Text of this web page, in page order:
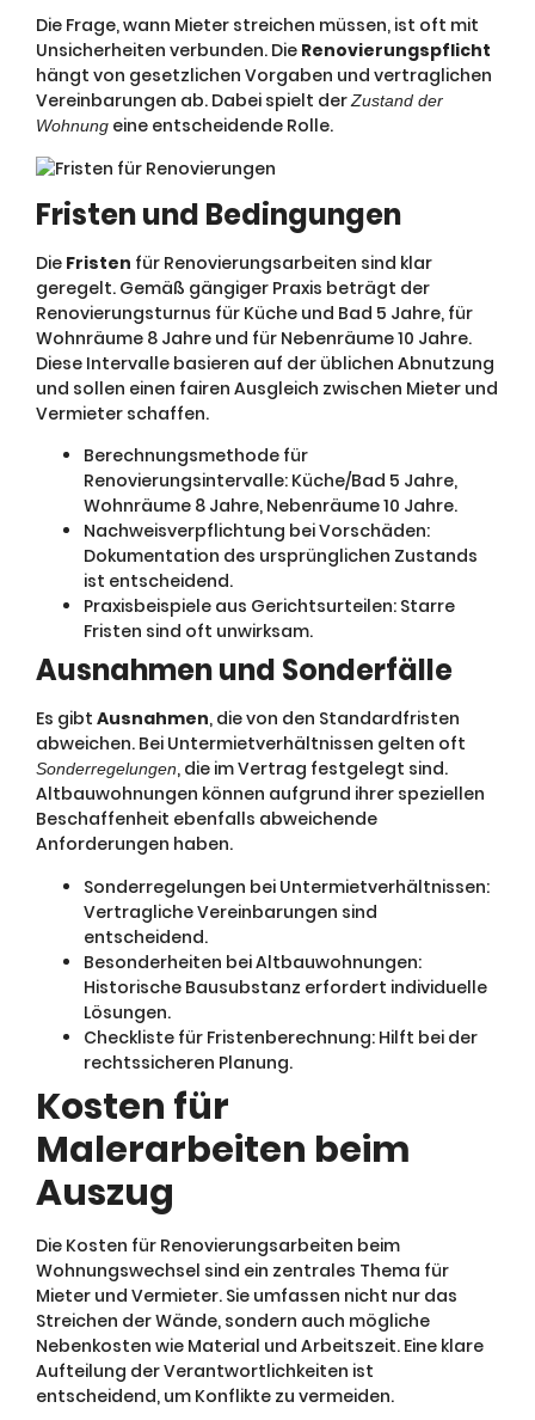
Die Frage, wann Mieter streichen müssen, ist oft mit
Unsicherheiten verbunden. Die Renovierungspflicht
hängt von gesetzlichen Vorgaben und vertraglichen
Vereinbarungen ab. Dabei spielt derZustand der
Wohnung eine entscheidende Rolle.
Fristen und Bedingungen
Die Fristen für Renovierungsarbeiten sind klar
geregelt. Gemäß gängiger Praxis beträgt der
Renovierungsturnus für Küche und Bad 5 Jahre, für
Wohnräume 8 Jahre und für Nebenräume 10 Jahre.
Diese Intervalle basieren auf der üblichen Abnutzung
und sollen einen fairen Ausgleich zwischen Mieter und
Vermieter schaffen.
Berechnungsmethode für
Renovierungsintervalle: Küche/Bad 5 Jahre,
Wohnräume 8 Jahre, Nebenräume 10 Jahre.
Nachweisverpflichtung bei Vorschäden:
Dokumentation des ursprünglichen Zustands
ist entscheidend.
Praxisbeispiele aus Gerichtsurteilen: Starre
Fristen sind oft unwirksam.
Ausnahmen und Sonderfälle
Es gibt Ausnahmen, die von den Standardfristen
abweichen. Bei Untermietverhältnissen gelten oft
Sonderregelungen, die im Vertrag festgelegt sind.
Altbauwohnungen können aufgrund ihrer speziellen
Beschaffenheit ebenfalls abweichende
Anforderungen haben.
Sonderregelungen bei Untermietverhältnissen:
Vertragliche Vereinbarungen sind
entscheidend.
Besonderheiten bei Altbauwohnungen:
Historische Bausubstanz erfordert individuelle
Lösungen.
Checkliste für Fristenberechnung: Hilft bei der
rechtssicheren Planung.
Kosten für
Malerarbeiten beim
Auszug
Die Kosten für Renovierungsarbeiten beim
Wohnungswechsel sind ein zentrales Thema für
Mieter und Vermieter. Sie umfassen nicht nur das
Streichen der Wände, sondern auch mögliche
Nebenkosten wie Material und Arbeitszeit. Eine klare
Aufteilung der Verantwortlichkeiten ist
entscheidend, um Konflikte zu vermeiden.